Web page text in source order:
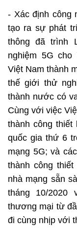
- Xác định công
tạo ra sự phát
thông đã trình
nghiệm 5G cho
Việt Nam thành
thế giới thử
thành nước có
Cùng với việc
thành công thiết
quốc gia thứ 6
mạng 5G; và
thành công
nhà mạng sẵn
tháng 10/2020
thương mại từ
đi cùng nhịp với